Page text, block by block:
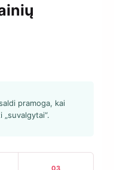
pramoga, kai
03